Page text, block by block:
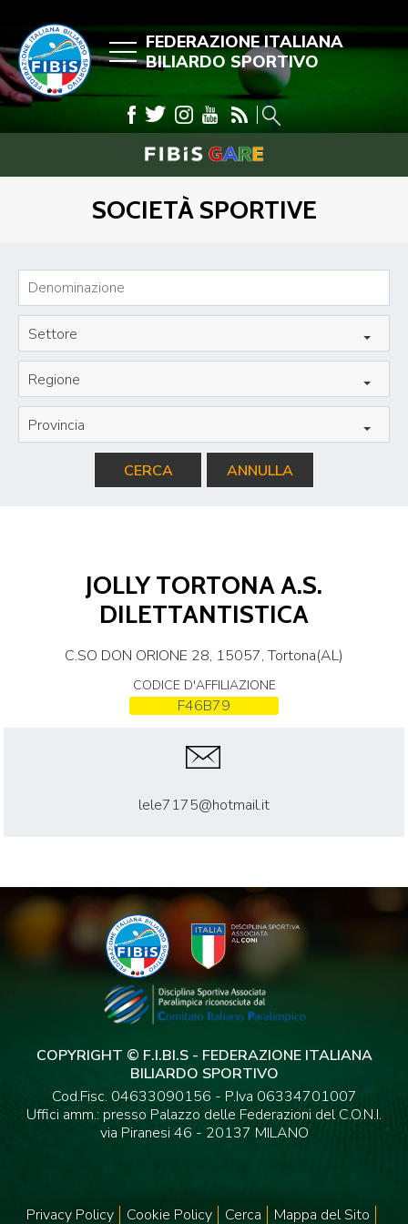
FEDERAZIONE ITALIANA
BILIARDO SPORTIVO
SOCIETÀ SPORTIVE
Settore
Regione
Provincia
CERCA ANNULLA
JOLLY TORTONA A.S.
DILETTANTISTICA
C.SO DON ORIONE 28, 15057, Tortona(AL)
CODICE D'AFFILIAZIONE
F46B79
lele7175@hotmail.it
COPYRIGHT © F.I.BI.S - FEDERAZIONE ITALIANA
BILIARDO SPORTIVO
Cod.Fisc. 04633090156 - P.Iva 06334701007
Uffici amm.: presso Palazzo delle Federazioni del C.O.N.I.
via Piranesi 46 - 20137 MILANO
Privacy Policy Cookie Policy Cerca
Mappa del Sito